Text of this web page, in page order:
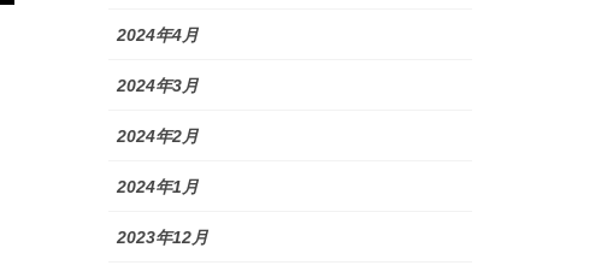
2024年4月
2024年3月
2024年2月
2024年1月
2023年12月